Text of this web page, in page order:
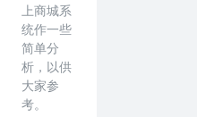
上商城系
统作一些
简单分
析，以供
大家参
考。